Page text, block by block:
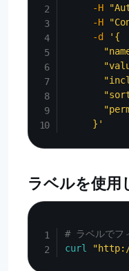
-H
-H
-d
'{
     }'
ラベルを使用
# ラベルでフ
curl